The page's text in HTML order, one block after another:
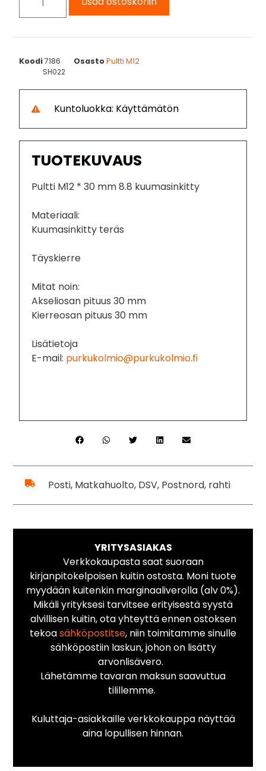
Koodi7186 OsastoPultti M12
SH022
Kuntoluokka: Käyttämätön
TUOTEKUVAUS
Pultti M12 * 30 mm 8.8 kuumasinkitty
Materiaali:
Kuumasinkitty teräs
Täyskierre
Mitat noin:
Akseliosan pituus 30 mm
Kierreosan pituus 30 mm
Lisätietoja
E-mail: purkukolmio@purkukolmio.fi
Posti, Matkahuolto, DSV, Postnord, rahti
YRITYSASIAKAS
Verkkokaupasta saat suoraan
kirjanpitokelpoisen kuitin ostosta. Moni tuote
myydään kuitenkin marginaaliverolla (alv 0%).
Mikäli yrityksesi tarvitsee erityisestä syystä
alvillisen kuitin, ota yhteyttä ennen ostoksen
tekoasähköpostitse, niin toimitamme sinulle
sähköpostiin laskun, johon on lisätty
arvonlisävero.
Lähetämme tavaran maksun saavuttua
tilillemme.
Kuluttaja-asiakkaille verkkokauppa näyttää
aina lopullisen hinnan.